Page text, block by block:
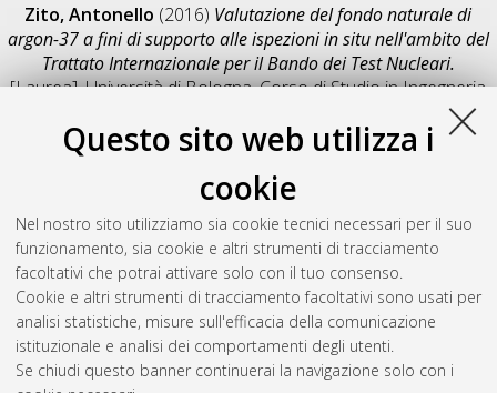
Questo sito web utilizza i
cookie
Nel nostro sito utilizziamo sia cookie tecnici necessari per il suo
funzionamento, sia cookie e altri strumenti di tracciamento
facoltativi che potrai attivare solo con il tuo consenso.
Cookie e altri strumenti di tracciamento facoltativi sono usati per
analisi statistiche, misure sull'efficacia della comunicazione
istituzionale e analisi dei comportamenti degli utenti.
Se chiudi questo banner continuerai la navigazione solo con i
Zito, Antonello (2016) Valutazione del fondo naturale di
argon-37 a fini di supporto alle ispezioni in situ nell'ambito del
Trattato Internazionale per il Bando dei Test Nucleari.
[Laurea], Università di Bologna, Corso di Studio inIngegneria
, Documento full-text non disponibile
Salva citazione
Condividi
Il full-text non è disponibile per scelta dell'autore. (
Abstract
Altri metadati
Gestione del documento: